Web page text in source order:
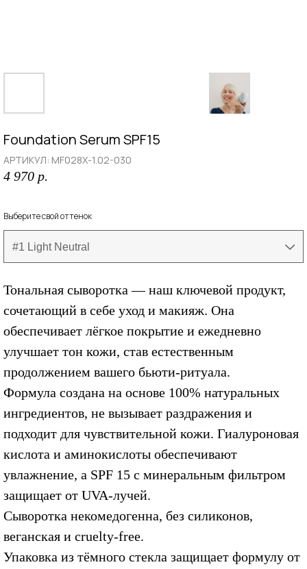
Foundation Serum SPF15
АРТИКУЛ: MF028X-1.02-030
4 970 р.
Выберите свой оттенок
#1 Light Neutral
Тональная сыворотка — наш ключевой продукт,
сочетающий в себе уход и макияж. Она
обеспечивает лёгкое покрытие и ежедневно
улучшает тон кожи, став естественным
продолжением вашего бьюти-ритуала.
Формула создана на основе 100% натуральных
ингредиентов, не вызывает раздражения и
подходит для чувствительной кожи. Гиалуроновая
кислота и аминокислоты обеспечивают
увлажнение, а SPF 15 с минеральным фильтром
защищает от UVA-лучей.
Сыворотка некомедогенна, без силиконов,
веганская и cruelty-free.
Упаковка из тёмного стекла защищает формулу от